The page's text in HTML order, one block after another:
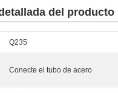
del producto
Q235
Conecte el tubo de acero